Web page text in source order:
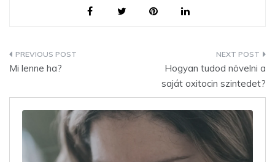
Bejegyzés
Mi lenne ha?
Hogyan tudod növelni a
saját oxitocin szintedet?